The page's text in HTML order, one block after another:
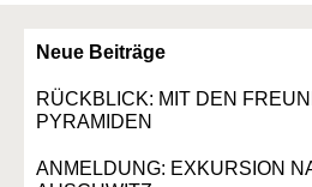
Neue Beiträge
RÜCKBLICK: MIT DEN
PYRAMIDEN
ANMELDUNG: EXKURSION